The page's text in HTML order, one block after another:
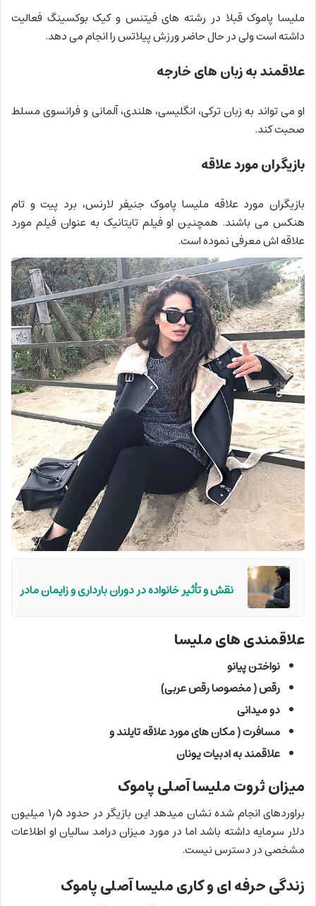
ملیسا پاموک قبلا در رشته های فیتنس و کیک بوکسینگ فعالیت
داشته است ولی در حال حاضر ورزش پیلاتس را انجام می دهد.
علاقمند به زبان های خارجه
او می تواند به زبان ترکی، انگلیسی، هلندی، آلمانی و فرانسوی مسلط
صحبت کند.
بازیگران مورد علاقه
بازیگران مورد علاقه ملیسا پاموک جنیفر لارنس، برد پیت و تام
هنکس می باشند. همچنین او فیلم تایتانیک به عنوان فیلم مورد
علاقه اش معرفی نموده است.
نقش و تأثیر خانواده در دوران بارداری و زایمان مادر
علاقمندی های ملیسا
نواختن پیانو
رقص ( مخصوصا رقص عربی)
دو میدانی
مسافرت ( مکان های مورد علاقه تایلند و
علاقمند به ادبیات یونان
میزان ثروت ملیسا آصلی پاموک
براوردهای انجام شده نشان میدهد این بازیگر در حدود ۱٫۵ میلیون
دلار سرمایه داشته باشد اما در مورد میزان درامد سالیان او اطلاعات
مشخصی در دسترس نیست.
زندگی حرفه ای و کاری ملیسا آصلی پاموک